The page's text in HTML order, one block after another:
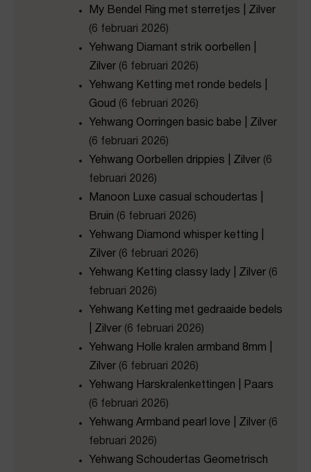
My Bendel Ring met sterretjes | Zilver
(6 februari 2026)
Yehwang Diamant strik oorbellen |
Zilver (6 februari 2026)
Yehwang Ketting met ronde bedels |
Goud (6 februari 2026)
Yehwang Oorringen basic babe | Zilver
(6 februari 2026)
Yehwang Oorbellen drippies | Zilver (6
februari 2026)
Manoon Luxe casual schoudertas |
Bruin (6 februari 2026)
Yehwang Diamond whisper ketting |
Zilver (6 februari 2026)
Yehwang Ketting classy lady | Zilver (6
februari 2026)
Yehwang Ketting met gedraaide bedels
| Zilver (6 februari 2026)
Yehwang Holle kralen armband 8mm |
Zilver (6 februari 2026)
Yehwang Harskralenkettingen | Paars
(6 februari 2026)
Yehwang Armband pearl love | Zilver (6
februari 2026)
Yehwang Schoudertas Geometrisch